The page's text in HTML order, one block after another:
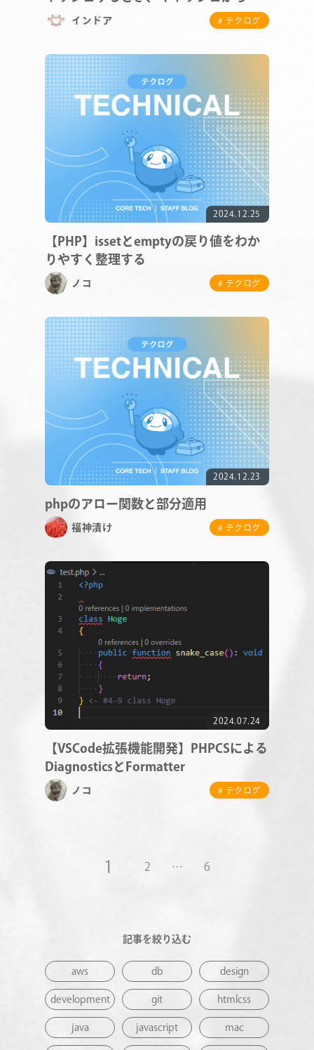
COMPANY
SERVICE
STAFF BLOG
NEWS
RECRUIT
果を得るとき｝にどういう処理をして
インドア # テクログ
2024.12.25
【PHP】issetとemptyの戻り値をわか
りやすく整理する
ノコ # テクログ
2024.12.23
phpのアロー関数と部分適用
福神漬け # テクログ
2024.07.24
【VSCode拡張機能開発】PHPCSによる
DiagnosticsとFormatter
ノコ # テクログ
1 2 … 6
記事を絞り込む
aws db design
development git htmlcss
java javascript mac